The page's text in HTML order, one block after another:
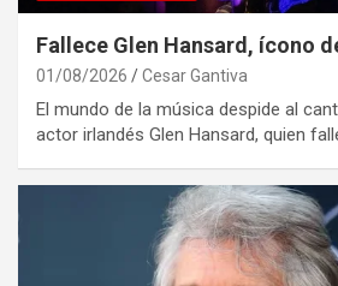
Fallece Glen Hansard, ícono
01/08/2026 Cesar Gantiva
El mundo de la música despide al
actor irlandés Glen Hansard, quien